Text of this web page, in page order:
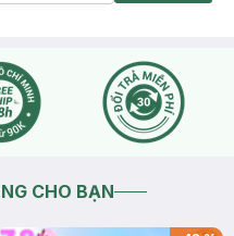
CHO BẠN